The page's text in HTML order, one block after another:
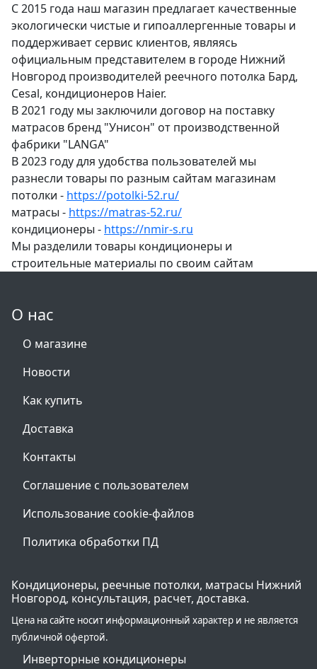
С 2015 года наш магазин предлагает качественные
экологически чистые и гипоаллергенные товары и
поддерживает сервис клиентов, являясь
официальным представителем в городе Нижний
Новгород производителей реечного потолка Бард,
Cesal, кондиционеров Haier.
В 2021 году мы заключили договор на поставку
матрасов бренд "Унисон" от производственной
фабрики "LANGA"
В 2023 году для удобства пользователей мы
разнесли товары по разным сайтам магазинам
потолки - https://potolki-52.ru/
матрасы - https://matras-52.ru/
кондиционеры - https://nmir-s.ru
Мы разделили товары кондиционеры и
строительные материалы по своим сайтам
О нас
О магазине
Новости
Как купить
Доставка
Контакты
Соглашение с пользователем
Использование cookie-файлов
Политика обработки ПД
Кондиционеры, реечные потолки, матрасы Нижний
Новгород, консультация, расчет, доставка.
Цена на сайте носит информационный характер и не является
публичной офертой.
Инверторные кондиционеры